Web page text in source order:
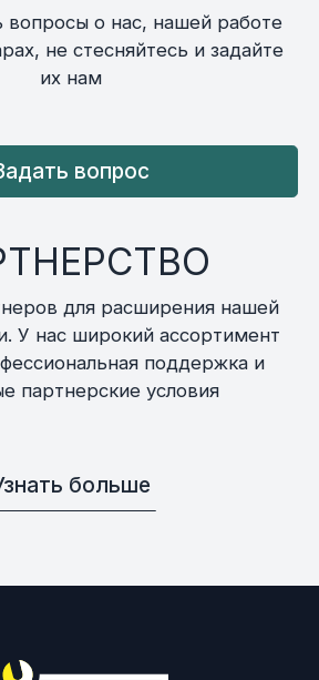
вопросы о нас, нашей работе
не стесняйтесь и задайте
их нам
вопрос
для расширения нашей
У нас широкий ассортимент
поддержка и
партнерские условия
больше